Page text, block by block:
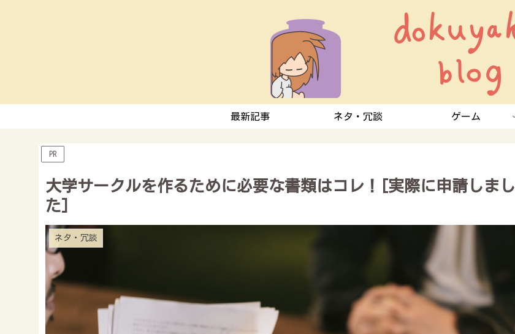
最新記事 ネタ・冗談 ゲーム
PR
大学サークルを作るために必要な書類はコレ！[実際に申請しまし
た]
ネタ・冗談